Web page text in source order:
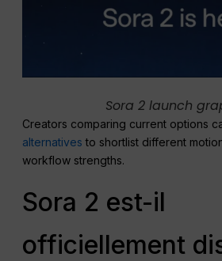
Sora 2 launch
Creators comparing current options
alternatives to shortlist different
workflow strengths.
Sora 2 est-il
officiellement